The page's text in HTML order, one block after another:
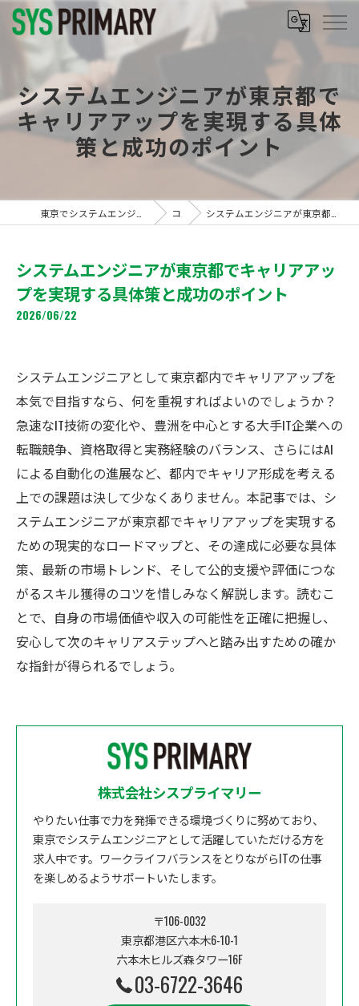
システムエンジニアが東京都で
キャリアアップを実現する具体
策と成功のポイント
コラム システムエンジニアが東京都でキャリアアップを実現する具体策と成功のポイント
システムエンジニアが東京都でキャリアアッ
プを実現する具体策と成功のポイント
2026/06/22
システムエンジニアとして東京都内でキャリアアップを
本気で目指すなら、何を重視すればよいのでしょうか？
急速なIT技術の変化や、豊洲を中心とする大手IT企業への
転職競争、資格取得と実務経験のバランス、さらにはAI
による自動化の進展など、都内でキャリア形成を考える
上での課題は決して少なくありません。本記事では、シ
ステムエンジニアが東京都でキャリアアップを実現する
ための現実的なロードマップと、その達成に必要な具体
策、最新の市場トレンド、そして公的支援や評価につな
がるスキル獲得のコツを惜しみなく解説します。読むこ
とで、自身の市場価値や収入の可能性を正確に把握し、
安心して次のキャリアステップへと踏み出すための確か
な指針が得られるでしょう。
株式会社シスプライマリー
やりたい仕事で力を発揮できる環境づくりに努めており、
東京でシステムエンジニアとして活躍していただける方を
求人中です。ワークライフバランスをとりながらITの仕事
を楽しめるようサポートいたします。
〒106-0032
東京都港区六本木6-10-1
六本木ヒルズ森タワー16F
03-6722-3646